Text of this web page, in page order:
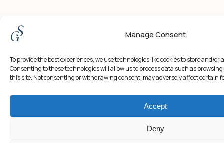
Manage Consent
To provide the best experiences, we use technologies like cookies to store and/
Consenting to these technologies will allow us to process data such as
this site. Not consenting or withdrawing consent, may adversely affect certain
Accept
Deny